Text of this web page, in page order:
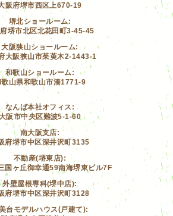
阪府堺市西区上670-19
堺北ショールーム:
堺市北区北花田町3-45-45
大阪狭山ショールーム:
大阪狭山市茱萸木2-1443-1
和歌山ショールーム:
歌山県和歌山市湊1771-9
なんば本社オフィス:
阪市中央区難波5-1-60
南大阪支店:
府堺市中区深井沢町3135
不動産(堺東店):
国ヶ丘御幸通59南海堺東ビル7F
外壁屋根専科(堺中店):
府堺市中区深井沢町3128
台モデルハウス(戸建て):